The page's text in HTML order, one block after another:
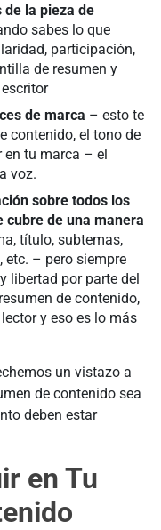
de la pieza de
sabes lo que
participación,
de resumen y
de marca – esto te
contenido, el tono de
en tu marca – el
voz.
sobre todos los
cubre de una manera
título, subtemas,
etc. – pero siempre
libertad por parte del
de contenido,
y eso es lo más
un vistazo a
de contenido sea
deben estar
en Tu